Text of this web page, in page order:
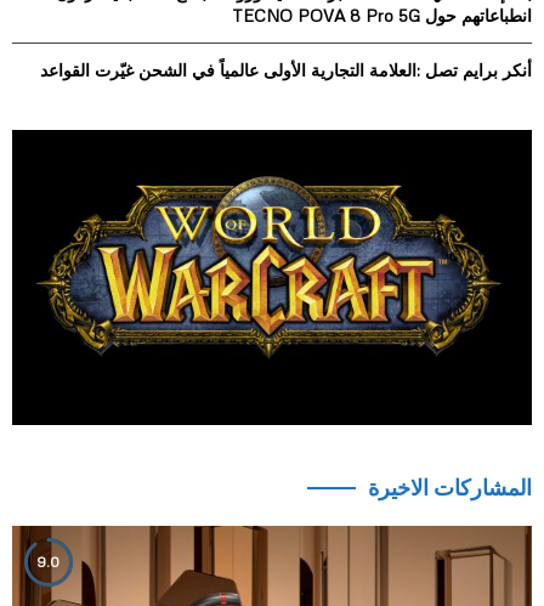
انطباعاتهم حول TECNO POVA 8 Pro 5G
أنكر برايم تصل :العلامة التجارية الأولى عالمياً في الشحن غيّرت القواعد
المشاركات الاخيرة
9.0